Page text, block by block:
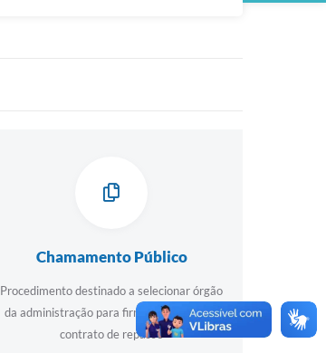
Chamamento Público
Procedimento destinado a selecionar órgão
da administração para firmar convênio ou
contrato de repasse